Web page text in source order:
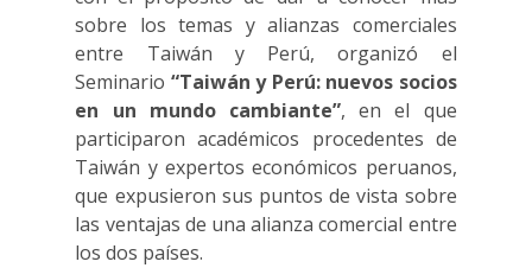
sobre los temas y alianzas comerciales
entre Taiwán y Perú, organizó el
Seminario “Taiwán y Perú: nuevos socios
en un mundo cambiante”, en el que
participaron académicos procedentes de
Taiwán y expertos económicos peruanos,
que expusieron sus puntos de vista sobre
las ventajas de una alianza comercial entre
los dos países.